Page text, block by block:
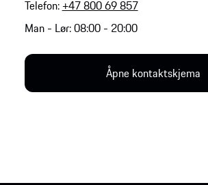
Telefon: +47 800 69 857
Man - Lør: 08:00 - 20:00
Åpne kontaktskjema